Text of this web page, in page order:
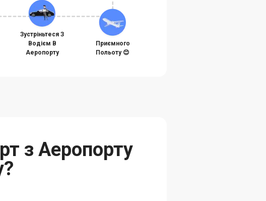
Зустріньтеся З
Водієм В
Аеропорту
Приємного
Польоту 😊
з Аеропорту